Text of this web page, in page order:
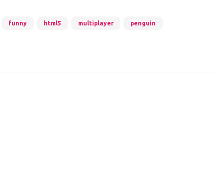
funny html5 multiplayer penguin